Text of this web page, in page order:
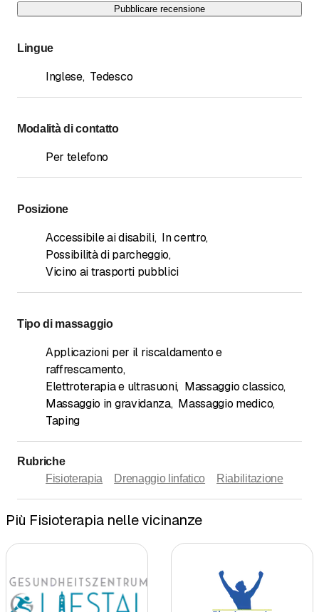
Pubblicare recensione
Lingue
Inglese, Tedesco
Modalità di contatto
Per telefono
Posizione
Accessibile ai disabili, In centro,
Possibilità di parcheggio,
Vicino ai trasporti pubblici
Tipo di massaggio
Applicazioni per il riscaldamento e
raffrescamento,
Elettroterapia e ultrasuoni, Massaggio classico,
Massaggio in gravidanza, Massaggio medico,
Taping
Rubriche
Fisioterapia
Drenaggio linfatico Riabilitazione
Più Fisioterapia nelle vicinanze